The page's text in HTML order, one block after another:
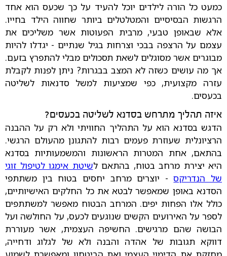
כמעט כל הורה לילדים יוכל להעיד על כך שכעס הוא אחד
הרגשות הבסיסיים והמטלטלים ביותר שחווה הילד בחייו.
אלא שבאופן טבעי, מרבית הפעוטות אשר משליכים את
עצמם על הרצפה בבכי וצרחות בגיל שנתיים - יגדלו להיות
מבוגרים אשר מסוגלים לשאת תסכולים מבלי להתפרץ בזעם.
אך מה עושים כשזה לא המצב בבגרות? ניתן לפנות לקבלת
עזרה מקצועית, כפי שמציעות למשל סדנאות לשליטה
בכעסים.
איזה תהליך מתרחש בסדנא לשליטה בכעסים?
הדגש בסדנא הוא על התהליך החוויתי ולא רק על ההבנה
הרציונלית שעוזרת פעמים רבות להתגונן מהעולם הרגשי.
בהתאם, אחת המטרות הראשונות והמשמעותיות בסדנא
היא יצירת מרחב בטוח, בהתאם לשיטת אימגו לטיפול זוגי
של הנדריקס- יוצרים מרחב יחסים בטוח בין משתתפי
הסדנא באופן שמאפשר לבטא את כל החלקים האישיותיים,
כולל אלו הפחות יפים. המרחב הבטוח מאפשר למשתתפים
לספר על האירועים הקשים שנוגעים לכעס, על החולשה ועל
הבושה שהם מרגישים. החשיפה העצמית, אשר מעוררת
דווקא תגובות של אהדה והבנה ולא של לגלוג ודחייה,